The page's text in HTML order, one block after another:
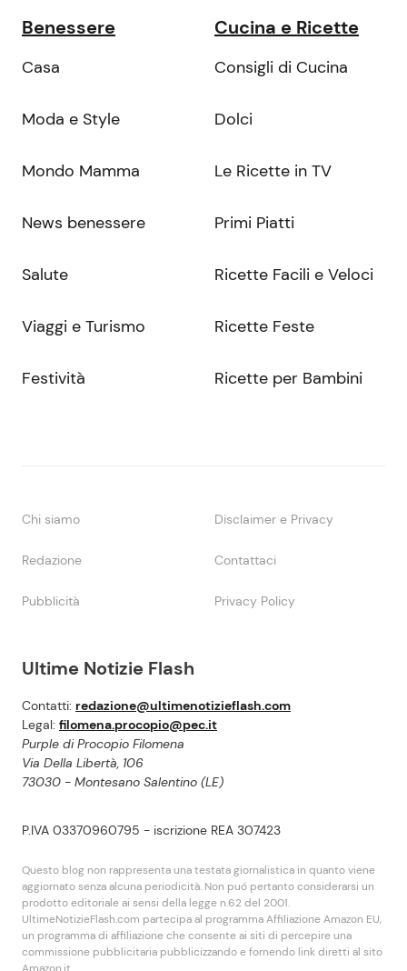
Ultime Notizie Flash
Contatti: redazione@ultimenotizieflash.com
Legal: filomena.procopio@pec.it
Purple di Procopio Filomena
Via Della Libertà, 106
73030 - Montesano Salentino (LE)
P.IVA 03370960795 - iscrizione REA 307423
Questo blog non rappresenta una testata giornalistica in quanto viene
aggiornato senza alcuna periodicità. Non puó pertanto considerarsi un
prodotto editoriale ai sensi della legge n.62 del 2001.
UltimeNotizieFlash.com partecipa al programma Affiliazione Amazon EU,
un programma di affiliazione che consente ai siti di percepire una
commissione pubblicitaria pubblicizzando e fornendo link diretti al sito
Benessere
Casa
Moda e Style
Mondo Mamma
News benessere
Salute
Viaggi e Turismo
Festività
Cucina e Ricette
Consigli di Cucina
Dolci
Le Ricette in TV
Primi Piatti
Ricette Facili e Veloci
Ricette Feste
Ricette per Bambini
Chi siamo Disclaimer e Privacy
Redazione Contattaci
Pubblicità Privacy Policy